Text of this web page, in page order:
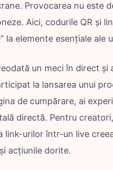
Provocarea nu este
Aici, codurile QR și
la elemente esențiale
un meci în direct
la lansarea unui
de cumpărare, ai
directă. Pentru
link-urilor într-un live
acțiunile dorite.